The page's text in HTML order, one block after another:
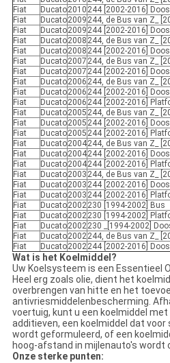
Fiat
Ducato2010 244 [2002-2016] Doos
Fiat
Ducato2009 244, de Bus van Z_
Fiat
Ducato2009 244 [2002-2016] Doos
Fiat
Ducato2008 244, de Bus van Z_
Fiat
Ducato2008 244 [2002-2016] Doos
Fiat
Ducato2007 244, de Bus van Z_
Fiat
Ducato2007 244 [2002-2016] Doos
Fiat
Ducato2006 244, de Bus van Z_
Fiat
Ducato2006 244 [2002-2016] Doos
Fiat
Ducato2006 244 [2002-2016]
Fiat
Ducato2005 244, de Bus van Z_
Fiat
Ducato2005 244 [2002-2016] Doos
Fiat
Ducato2005 244 [2002-2016]
Fiat
Ducato2004244, de Bus van Z_
Fiat
Ducato2004244 [2002-2016] Doos
Fiat
Ducato2004244 [2002-2016]
Fiat
Ducato2003 244, de Bus van Z_
Fiat
Ducato2003 244 [2002-2016] Doos
Fiat
Ducato2003 244 [2002-2016]
Fiat
Ducato2002230 [1994-2002] Bus
Fiat
Ducato2002230 [1994-2002]
Fiat
Ducato2002230 _[1994-2002]
Fiat
Ducato2002244, de Bus van Z_
Fiat
Ducato2002244 [2002-2016] Doos
Wat is het Koelmiddel?
Uw Koelsysteem is een Essentieel
Heel erg zoals olie, dient het
overbrengen van hitte en het
antivriesmiddelenbescherming.
voertuig, kunt u een koelmiddel
additieven, een koelmiddel dat
wordt geformuleerd, of een
hoog-afstand in mijlenauto's wordt
Onze sterke punten: